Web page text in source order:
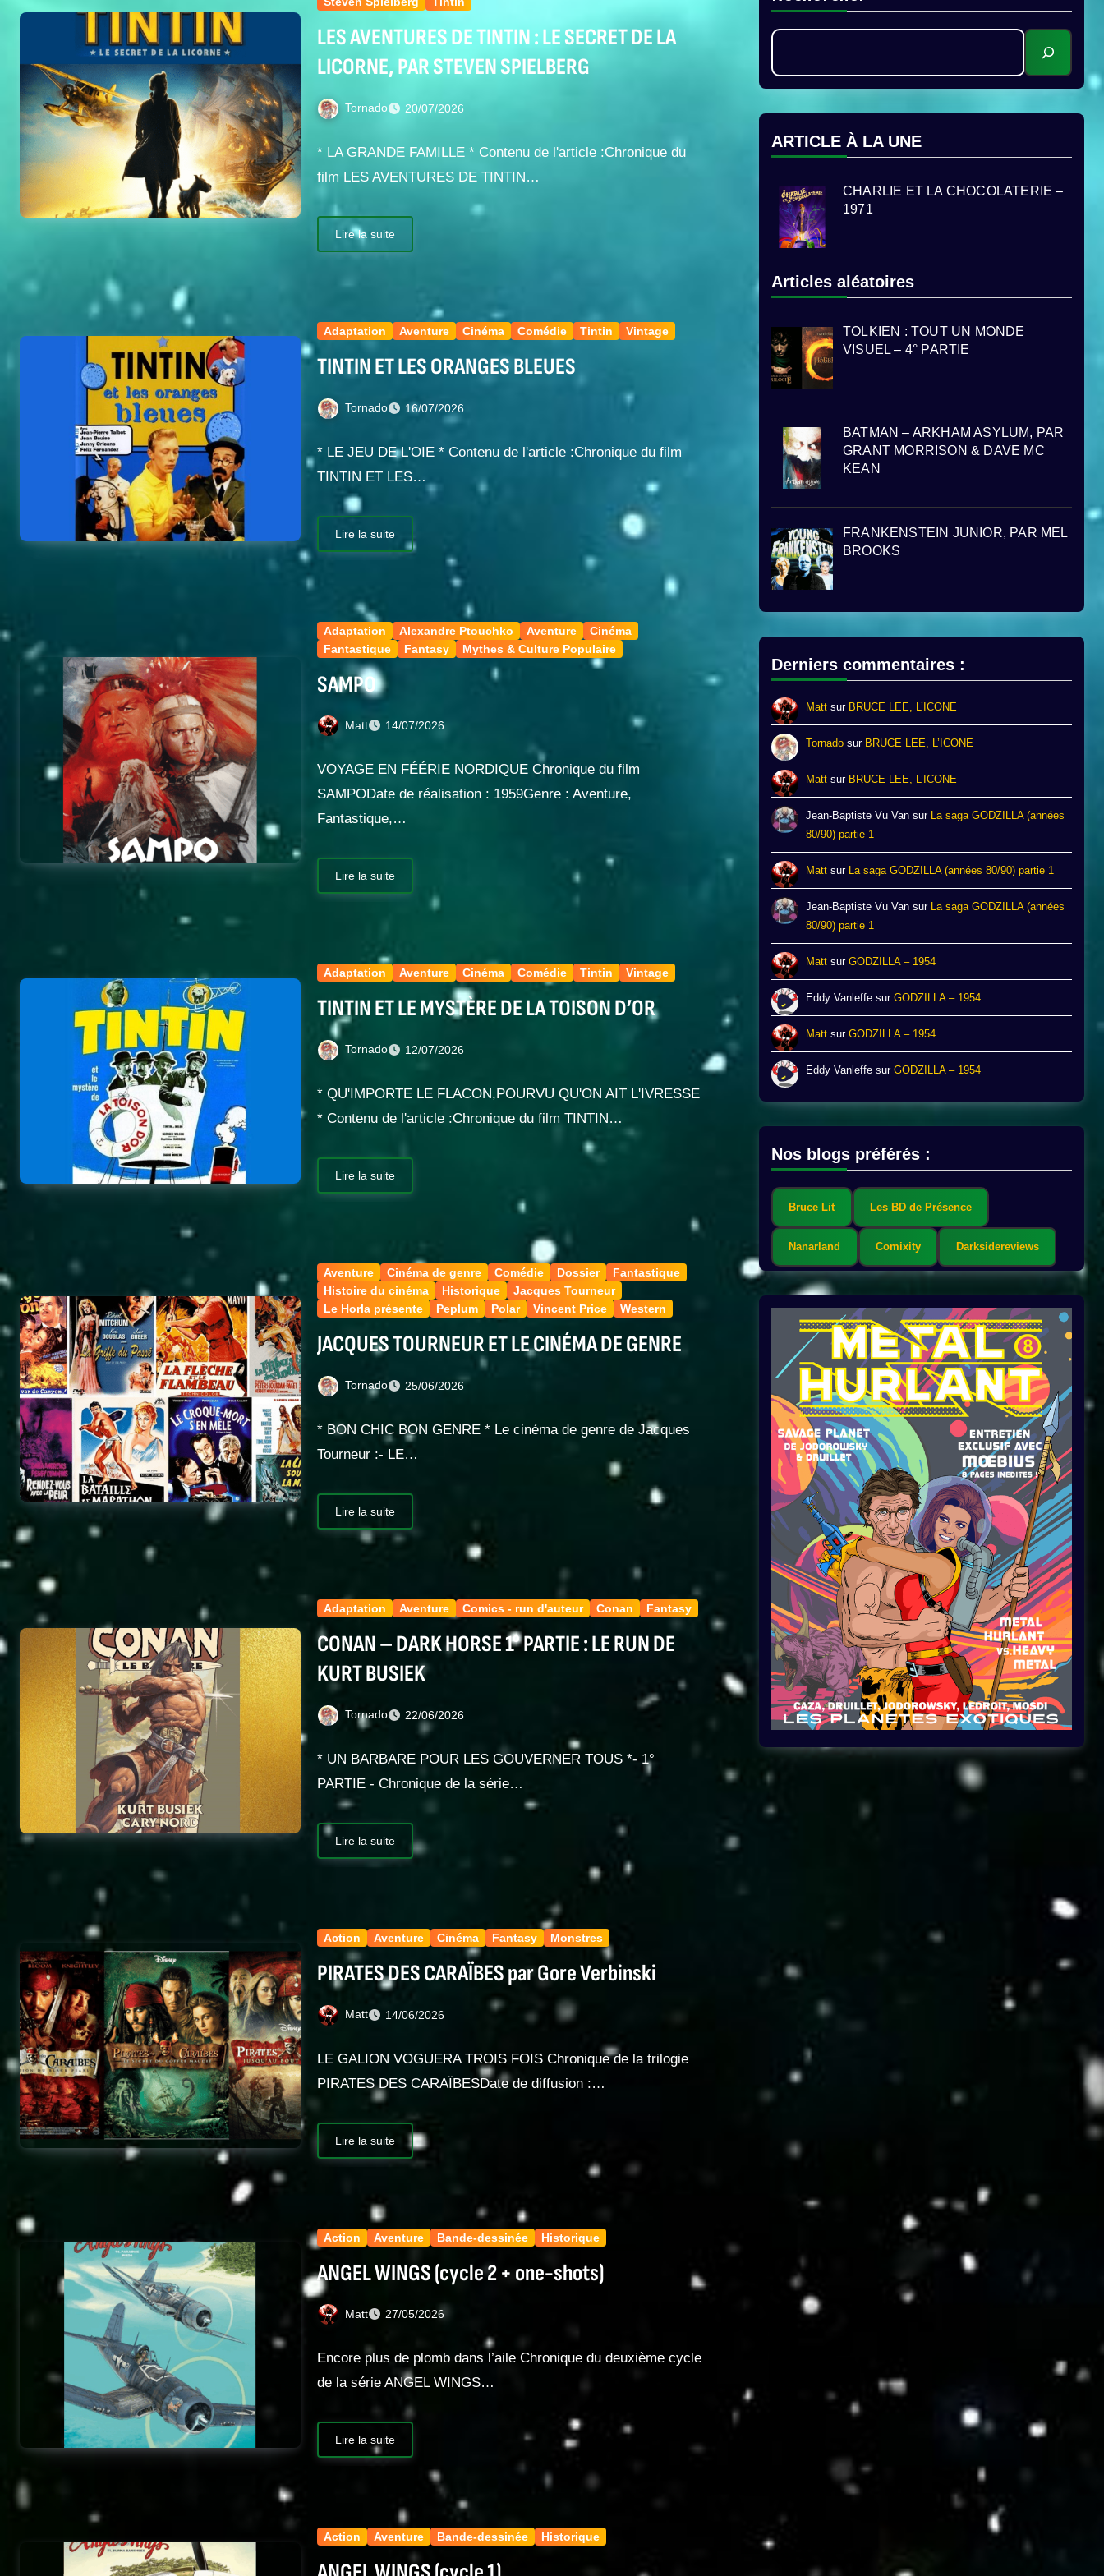
LES AVENTURES DE TINTIN : LE SECRET DE LA
LICORNE, PAR STEVEN SPIELBERG
Tornado 20/07/2026
* LA GRANDE FAMILLE * Contenu de l'article :Chronique du
film LES AVENTURES DE TINTIN…
Lire la suite
Adaptation Aventure Cinéma Comédie Tintin Vintage
TINTIN ET LES ORANGES BLEUES
Tornado 16/07/2026
* LE JEU DE L'OIE * Contenu de l'article :Chronique du film
TINTIN ET LES…
Lire la suite
Adaptation Alexandre Ptouchko Aventure
Cinéma
Fantastique
Fantasy Mythes & Culture Populaire
SAMPO
Matt 14/07/2026
VOYAGE EN FÉÉRIE NORDIQUE Chronique du film
SAMPODate de réalisation : 1959Genre : Aventure,
Fantastique,…
Lire la suite
Adaptation Aventure Cinéma Comédie Tintin Vintage
TINTIN ET LE MYSTÈRE DE LA TOISON D’OR
Tornado 12/07/2026
* QU'IMPORTE LE FLACON,POURVU QU'ON AIT L'IVRESSE
* Contenu de l'article :Chronique du film TINTIN…
Lire la suite
Aventure Cinéma de genre Comédie Dossier
Fantastique
Histoire du cinéma
Historique
Jacques Tourneur
Le Horla présente
Peplum Polar Vincent Price Western
JACQUES TOURNEUR ET LE CINÉMA DE GENRE
Tornado 25/06/2026
* BON CHIC BON GENRE * Le cinéma de genre de Jacques
Tourneur :- LE…
Lire la suite
Adaptation Aventure Comics - run d'auteur Conan Fantasy
CONAN – DARK HORSE 1° PARTIE : LE RUN DE
KURT BUSIEK
Tornado 22/06/2026
* UN BARBARE POUR LES GOUVERNER TOUS *- 1°
PARTIE - Chronique de la série…
Lire la suite
Action Aventure Cinéma Fantasy Monstres
PIRATES DES CARAÏBES par Gore Verbinski
Matt 14/06/2026
LE GALION VOGUERA TROIS FOIS Chronique de la trilogie
PIRATES DES CARAÏBESDate de diffusion :…
Lire la suite
Action Aventure Bande-dessinée Historique
ANGEL WINGS (cycle 2 + one-shots)
Matt 27/05/2026
Encore plus de plomb dans l’aile Chronique du deuxième cycle
de la série ANGEL WINGS…
Lire la suite
Action Aventure Bande-dessinée Historique
ARTICLE À LA UNE
CHARLIE ET LA CHOCOLATERIE –
1971
Articles aléatoires
TOLKIEN : TOUT UN MONDE
VISUEL – 4° PARTIE
BATMAN – ARKHAM ASYLUM, PAR
GRANT MORRISON & DAVE MC
KEAN
FRANKENSTEIN JUNIOR, PAR MEL
BROOKS
Derniers commentaires :
Matt sur BRUCE LEE, L’ICONE
Tornado sur BRUCE LEE, L’ICONE
Matt sur BRUCE LEE, L’ICONE
Jean-Baptiste Vu Van sur La saga GODZILLA (années
80/90) partie 1
Matt sur La saga GODZILLA (années 80/90) partie 1
Jean-Baptiste Vu Van sur La saga GODZILLA (années
80/90) partie 1
Matt surGODZILLA – 1954
Eddy Vanleffe surGODZILLA – 1954
Matt surGODZILLA – 1954
Eddy Vanleffe surGODZILLA – 1954
Nos blogs préférés :
Bruce Lit Les BD de Présence
Nanarland Comixity Darksidereviews